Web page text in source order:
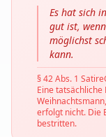
Es hat sich
gut ist,
möglichst
kann.
§ 42 Abs. 1
Eine
erfolgt nicht. Die
bestritten.